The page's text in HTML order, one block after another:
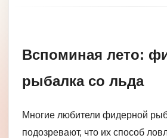
Вспоминая лето:
рыбалка со льда
Многие любители фидерной
подозревают, что их способ